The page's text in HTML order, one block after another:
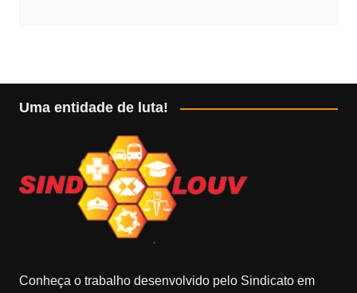
Uma entidade de luta!
Conheça o trabalho desenvolvido pelo Sindicato em